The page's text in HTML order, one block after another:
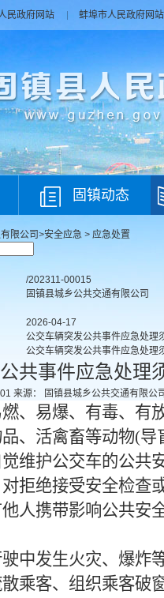
民政府网站 蚌埠市人民政府网站
固镇动态
限公司 >安全应急 > 应急处置
/202311-00015
固镇县城乡公共交通有限公司
2026-04-17
公交车辆突发公共事件应急处理
公交车辆突发公共事件应急处理
共事件应急处理
来源： 固镇县城乡公共交通有限公司
、易爆、有毒、有
、活禽畜等动物(导
维护公交车的公共
拒绝接受安全检查
人携带影响公共安
中发生火灾、爆炸
乘客、组织乘客破